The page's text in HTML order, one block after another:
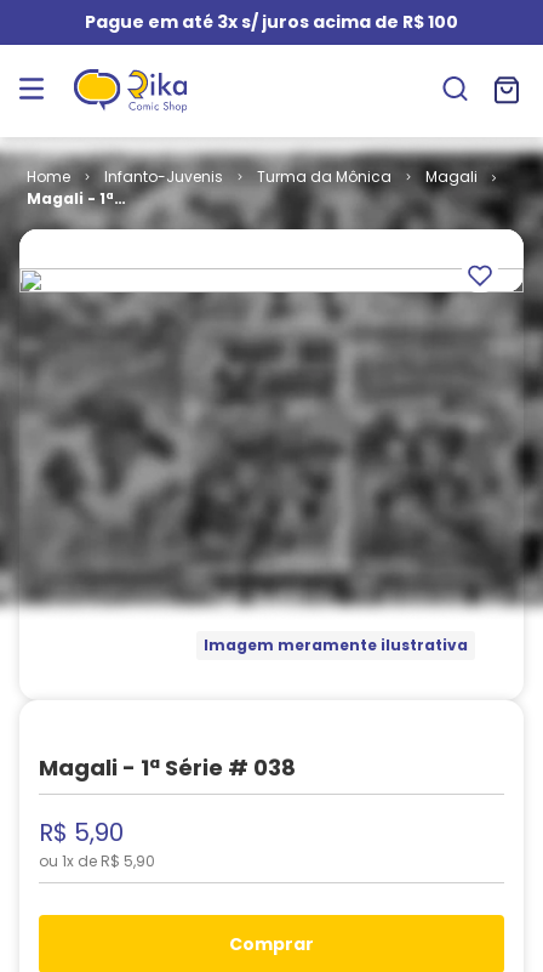
Pague em até 3x s/ juros acima de R$ 100
Infanto-Juvenis Turma da Mônica
Magali
Magali - 1ª
Série # 038
Imagem meramente ilustrativa
Magali - 1ª Série # 038
R$ 5,90
ou 1x de R$ 5,90
comprar